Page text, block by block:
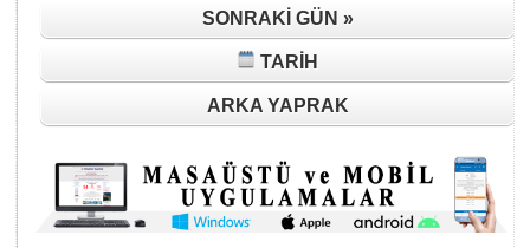
SONRAKI GÜN »
TARIH
ARKA YAPRAK